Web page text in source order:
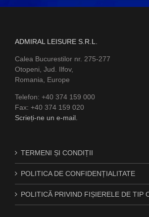
ADMIRAL LEISURE S.R.L.
Calea Bucurestilor nr. 275-277
Otopeni, Jud. Ilfov,
Romania, Europe
Telefon: +40 374 159 000
Fax: +40 374 159 020
Scrieți-ne un e-mail.
TERMENI ȘI CONDIȚII
POLITICA DE CONFIDENȚIALITATE
POLITICĂ PRIVIND FIȘIERELE DE TIP